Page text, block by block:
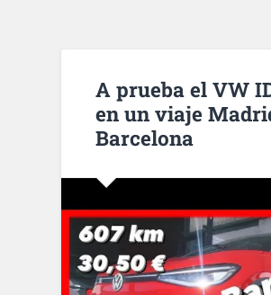
A prueba el VW
en un viaje
Barcelona